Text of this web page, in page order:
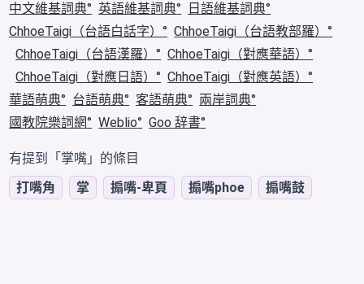
中文維基詞典
英語維基詞典
日語維基詞典
ChhoeTaigi（台語白話字）
ChhoeTaigi（台語教部羅）
ChhoeTaigi（台語漢羅）
ChhoeTaigi（對應華語）
ChhoeTaigi（對應日語）
ChhoeTaigi（對應英語）
華語萌典
台語萌典 客語萌典
兩岸詞典
國教院樂詞網
Weblio Goo 辞書
有提到「掌嘴」的條目
打嘴角
掌 搧嘴-卑頁 搧嘴phoe 搧嘴鼓